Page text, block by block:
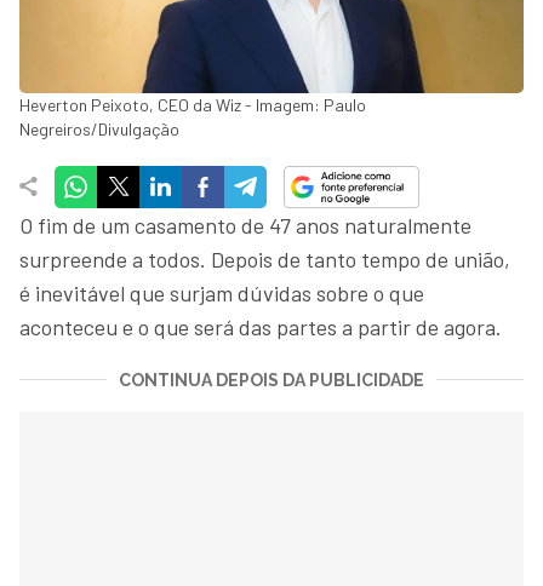
Heverton Peixoto, CEO da Wiz - Imagem: Paulo
Negreiros/Divulgação
O fim de um casamento de 47 anos naturalmente
surpreende a todos. Depois de tanto tempo de união,
é inevitável que surjam dúvidas sobre o que
aconteceu e o que será das partes a partir de agora.
CONTINUA DEPOIS DA PUBLICIDADE